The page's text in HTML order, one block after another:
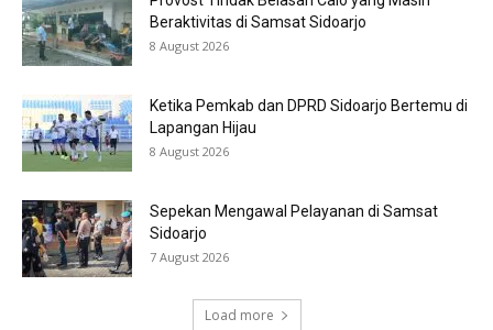
Beraktivitas di Samsat Sidoarjo
8 August 2026
Ketika Pemkab dan DPRD Sidoarjo Bertemu di
Lapangan Hijau
8 August 2026
Sepekan Mengawal Pelayanan di Samsat
Sidoarjo
7 August 2026
Load more